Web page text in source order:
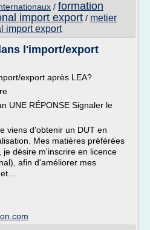
/ formation
import export / metier
import export
l'import/export
export après LEA?
UNE RÉPONSE Signaler le
viens d'obtenir un DUT en
Mes matières préférées
désire m'inscrire en licence
afin d'améliorer mes